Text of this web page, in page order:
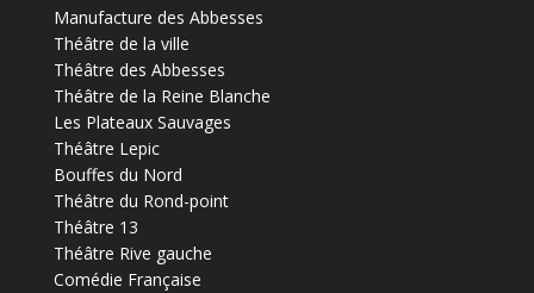
Manufacture des Abbesses
Théâtre de la ville
Théâtre des Abbesses
Théâtre de la Reine Blanche
Les Plateaux Sauvages
Théâtre Lepic
Bouffes du Nord
Théâtre du Rond-point
Théâtre 13
Théâtre Rive gauche
Comédie Française